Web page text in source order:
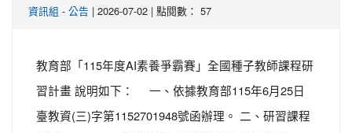
資訊組 - 公告 | 2026-07-02 | 點閱數： 57
教育部「115年度AI素養爭霸賽」全國種子教師課程研
習計畫 說明如下： 一、依據教育部115年6月25日
臺教資(三)字第1152701948號函辦理。 二、研習課程